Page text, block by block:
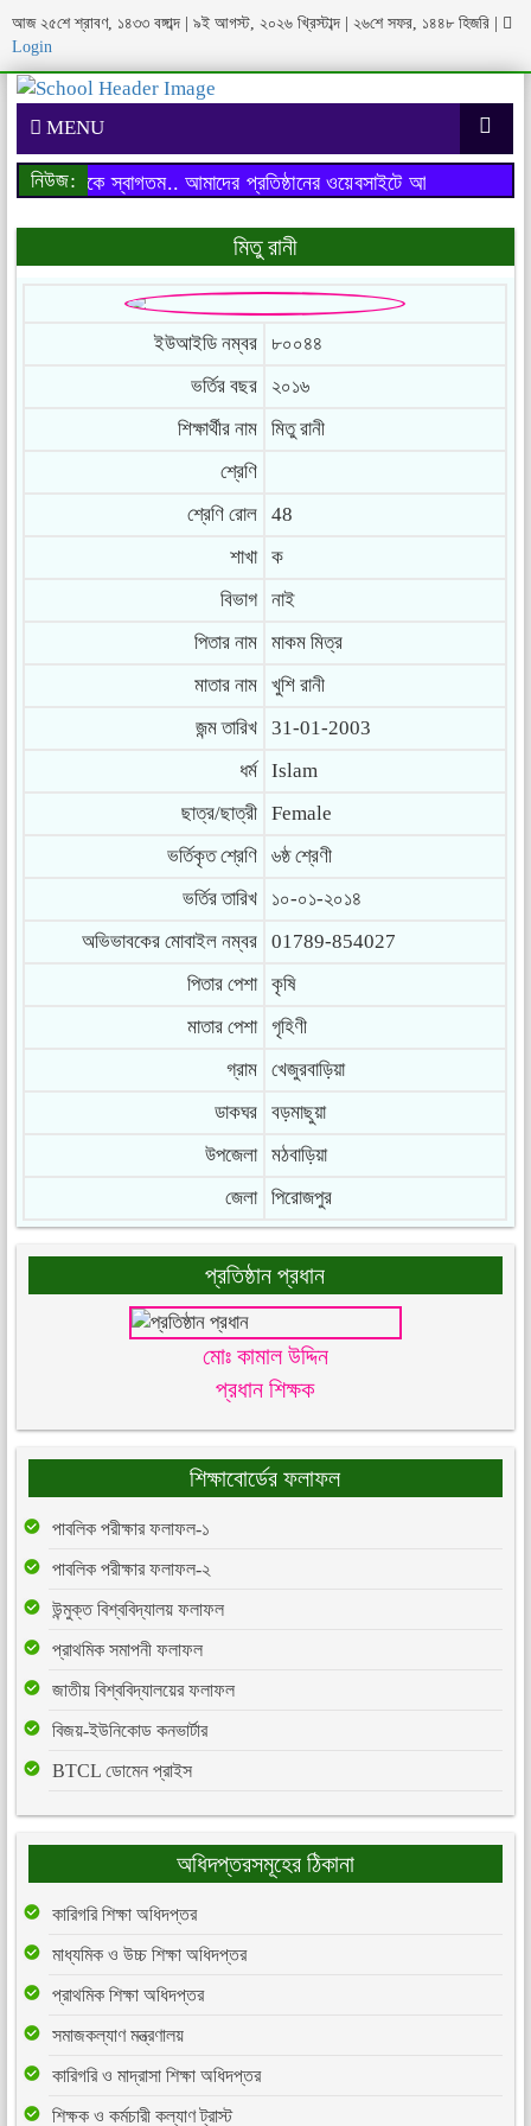
আজ ২৫শে শ্রাবণ, ১৪৩৩ বঙ্গাব্দ | ৯ই আগস্ট, ২০২৬ খ্রিস্টাব্দ | ২৬শে সফর, ১৪৪৮ হিজরি
Login
MENU
নিউজ: আমাদের প্রতিষ্ঠানের ওয়েবসাইটে আপনাকে স্বাগতম..
আপনাকে স্বাগতম..
মিতু রানী
ইউআইডি নম্বর
৮০০৪৪
ভর্তির বছর
২০১৬
শিক্ষার্থীর নাম
মিতু রানী
শ্রেণি
শ্রেণি রোল
48
শাখা
ক
বিভাগ
নাই
পিতার নাম
মাকম মিত্র
মাতার নাম
খুশি রানী
জন্ম তারিখ
31-01-2003
ধর্ম
Islam
ছাত্র/ছাত্রী
Female
ভর্তিকৃত শ্রেণি
৬ষ্ঠ শ্রেণী
ভর্তির তারিখ
১০-০১-২০১৪
অভিভাবকের মোবাইল নম্বর
01789-854027
পিতার পেশা
কৃষি
মাতার পেশা
গৃহিণী
গ্রাম
খেজুরবাড়িয়া
ডাকঘর
বড়মাছুয়া
উপজেলা
মঠবাড়িয়া
জেলা
পিরোজপুর
প্রতিষ্ঠান প্রধান
মোঃ কামাল উদ্দিন
প্রধান শিক্ষক
শিক্ষাবোর্ডের ফলাফল
পাবলিক পরীক্ষার ফলাফল-১
পাবলিক পরীক্ষার ফলাফল-২
উন্মুক্ত বিশ্ববিদ্যালয় ফলাফল
প্রাথমিক সমাপনী ফলাফল
জাতীয় বিশ্ববিদ্যালয়ের ফলাফল
বিজয়-ইউনিকোড কনভার্টার
BTCL ডোমেন প্রাইস
অধিদপ্তরসমূহের ঠিকানা
কারিগরি শিক্ষা অধিদপ্তর
মাধ্যমিক ও উচ্চ শিক্ষা অধিদপ্তর
প্রাথমিক শিক্ষা অধিদপ্তর
সমাজকল্যাণ মন্ত্রণালয়
কারিগরি ও মাদ্রাসা শিক্ষা অধিদপ্তর
শিক্ষক ও কর্মচারী কল্যাণ ট্রাস্ট